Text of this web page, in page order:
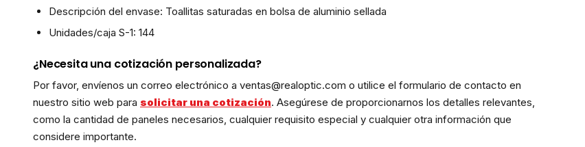
Descripción del envase: Toallitas saturadas en bolsa de aluminio sellada
Unidades/caja S-1: 144
¿Necesita una cotización personalizada?
Por favor, envíenos un correo electrónico a ventas@realoptic.com o utilice el formulario de contacto en
nuestro sitio web para solicitar una cotización. Asegúrese de proporcionarnos los detalles relevantes,
como la cantidad de paneles necesarios, cualquier requisito especial y cualquier otra información que
considere importante.